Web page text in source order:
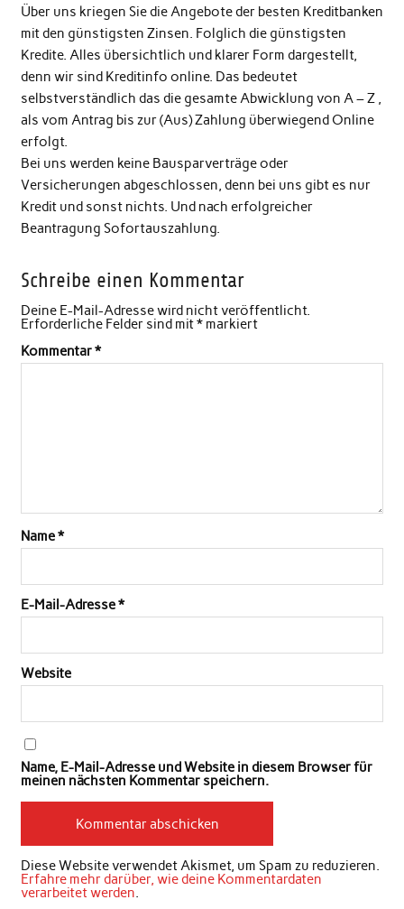
Über uns kriegen Sie die Angebote der besten Kreditbanken
mit den günstigsten Zinsen. Folglich die günstigsten
Kredite. Alles übersichtlich und klarer Form dargestellt,
denn wir sind Kreditinfo online. Das bedeutet
selbstverständlich das die gesamte Abwicklung von A – Z ,
als vom Antrag bis zur (Aus) Zahlung überwiegend Online
erfolgt.
Bei uns werden keine Bausparverträge oder
Versicherungen abgeschlossen, denn bei uns gibt es nur
Kredit und sonst nichts. Und nach erfolgreicher
Beantragung Sofortauszahlung.
Schreibe einen Kommentar
Deine E-Mail-Adresse wird nicht veröffentlicht.
Erforderliche Felder sind mit*markiert
Kommentar*
Name*
E-Mail-Adresse*
Website
Name, E-Mail-Adresse und Website in diesem Browser für
meinen nächsten Kommentar speichern.
Diese Website verwendet Akismet, um Spam zu reduzieren.
Erfahre mehr darüber, wie deine Kommentardaten
verarbeitet werden.